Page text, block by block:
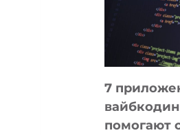
7
помогают